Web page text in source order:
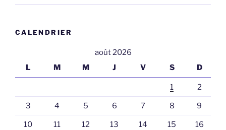
CALENDRIER
août 2026
L
M M J V S D
1 2
3 4 5 6 7 8 9
10 11 12 13 14 15 16